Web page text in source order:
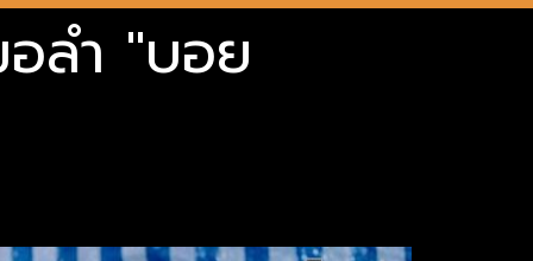
ลำ "บอย